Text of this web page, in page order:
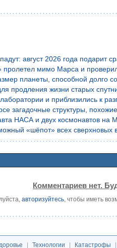
август 2026 года подарит
пролетел мимо Марса и
планеты, способной долго
продления жизни старых
и приблизились к
загадочные структуры,
НАСА и двух космонавтов
«шёпот» всех сверхновых
Комментариев нет.
авторизуйтесь, чтобы иметь
Технологии Катастрофы